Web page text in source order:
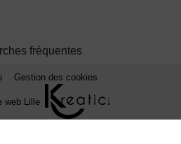
fréquentes
Gestion des cookies
web Lille